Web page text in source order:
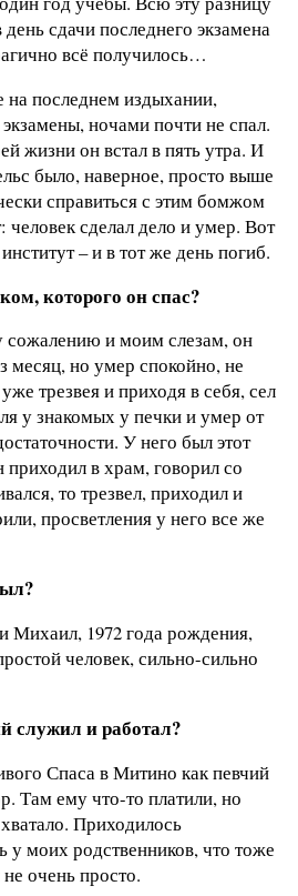
сдачи последнего экзамена
всё получилось…
последнем издыхании,
ночами почти не спал.
жизни он встал в пять утра. И
было, наверное, просто выше
справиться с этим бомжом
человек сделал дело и умер. Вот
– и в тот же день погиб.
которого он спас?
и моим слезам, он
месяц, но умер спокойно, не
трезвея и приходя в себя, сел
у знакомых у печки и умер от
У него был этот
приходил в храм, говорил со
то трезвел, приходил и
просветления у него все же
Михаил, 1972 года рождения,
человек, сильно-сильно
служил и работал?
Спаса в Митино как певчий
Там ему что-то платили, но
Приходилось
у моих родственников, что тоже
очень просто.